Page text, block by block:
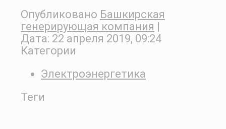
Опубликовано Башкирская
генерирующая компания
Дата: 22 апреля 2019, 09:24
Категории
Электроэнергетика
Теги